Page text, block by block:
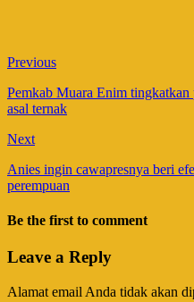
Previous
Pemkab Muara Enim
asal ternak
Next
Anies ingin cawapresnya beri
perempuan
Be the first to comment
Leave a Reply
Alamat email Anda tidak akan